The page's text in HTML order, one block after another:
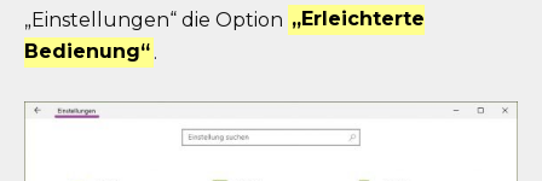
„Einstellungen“ die Option „Erleichterte
Bedienung“ .